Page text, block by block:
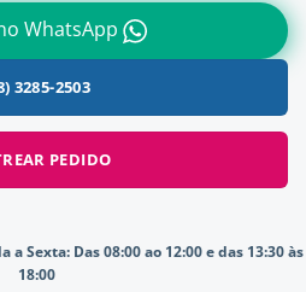
WhatsApp
3285-2503
PEDIDO
a Sexta: Das 08:00 ao 12:00 e das 13:30 às
18:00